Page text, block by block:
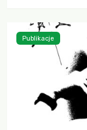
Publikacje